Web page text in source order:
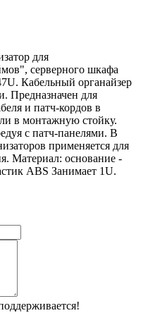
для
серверного шкафа
Кабельный органайзер
Предназначен для
и патч-кордов в
в монтажную стойку.
с патч-панелями. В
применяется для
Материал: основание -
ABS Занимает 1U.